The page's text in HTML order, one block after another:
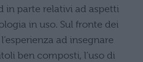
in parte relativi ad aspetti
in uso. Sul fronte dei
ad insegnare
ben composti, l’uso di